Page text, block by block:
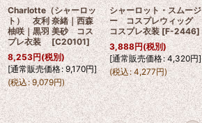
Charlotte（シャーロッ
ト） 友利 奈緒｜西森
柚咲｜黒羽 美砂 コス
プレ衣装 [C20101]
8,253円(税別)
[通常販売価格: 9,170円]
(税込: 9,079円)
シャーロット・スムージ
ー コスプレウィッグ
コスプレ衣装 [F-2446]
3,888円(税別)
[通常販売価格: 4,320円]
(税込: 4,277円)